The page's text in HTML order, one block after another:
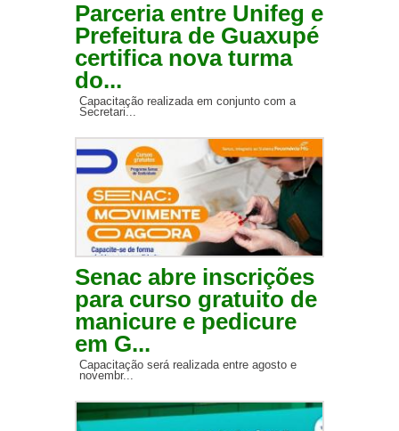
Parceria entre Unifeg e
Prefeitura de Guaxupé
certifica nova turma
do...
Capacitação realizada em conjunto com a
Secretari...
Senac abre inscrições
para curso gratuito de
manicure e pedicure
em G...
Capacitação será realizada entre agosto e
novembr...